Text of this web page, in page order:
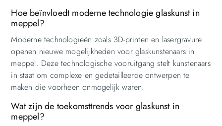
Hoe beïnvloedt moderne technologie glaskunst in
meppel?
Moderne technologieën zoals 3D-printen en lasergravure
openen nieuwe mogelijkheden voor glaskunstenaars in
meppel. Deze technologische vooruitgang stelt kunstenaars
in staat om complexe en gedetailleerde ontwerpen te
maken die voorheen onmogelijk waren.
Wat zijn de toekomsttrends voor glaskunst in
meppel?